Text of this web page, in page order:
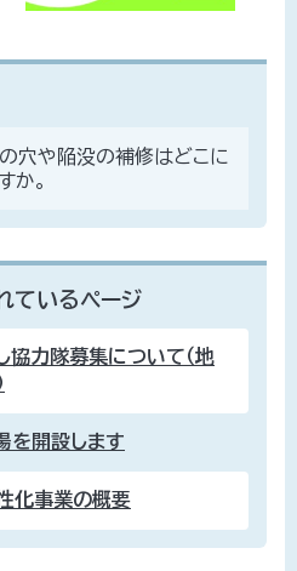
穴や陥没の補修はどこに
か。
ているページ
協力隊募集について（地
を開設します
化事業の概要